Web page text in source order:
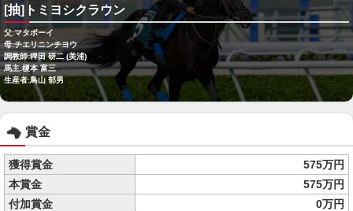
[抽]トミヨシクラウン
父:マタボーイ
母:チエリニンチヨウ
調教師:稗田 研二 (美浦)
馬主:榎本 富三
生産者:鳥山 郁男
賞金
獲得賞金
575万円
本賞金
575万円
付加賞金
0万円